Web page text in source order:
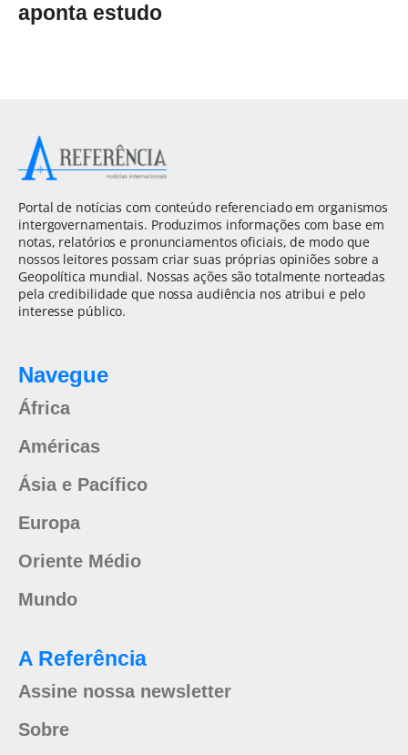
aponta estudo
Portal de notícias com conteúdo referenciado em organismos
intergovernamentais. Produzimos informações com base em
notas, relatórios e pronunciamentos oficiais, de modo que
nossos leitores possam criar suas próprias opiniões sobre a
Geopolítica mundial. Nossas ações são totalmente norteadas
pela credibilidade que nossa audiência nos atribui e pelo
interesse público.
Navegue
África
Américas
Ásia e Pacífico
Europa
Oriente Médio
Mundo
A Referência
Assine nossa newsletter
Sobre